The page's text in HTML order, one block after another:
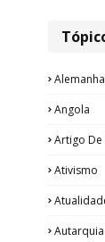
Alemanha
Angola
Artigo
Ativismo